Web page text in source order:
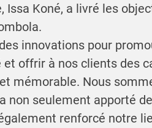
Issa Koné, a livré les
innovations pour
offrir à nos clients des
mémorable. Nous
non seulement apporté
renforcé notre